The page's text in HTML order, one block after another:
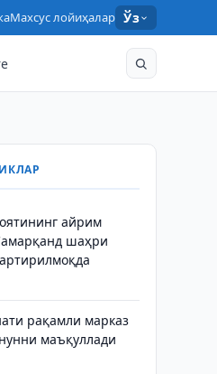
Махсус лойиҳалар Ўз
айрим
шаҳри
рақамли марказ
маъқуллади